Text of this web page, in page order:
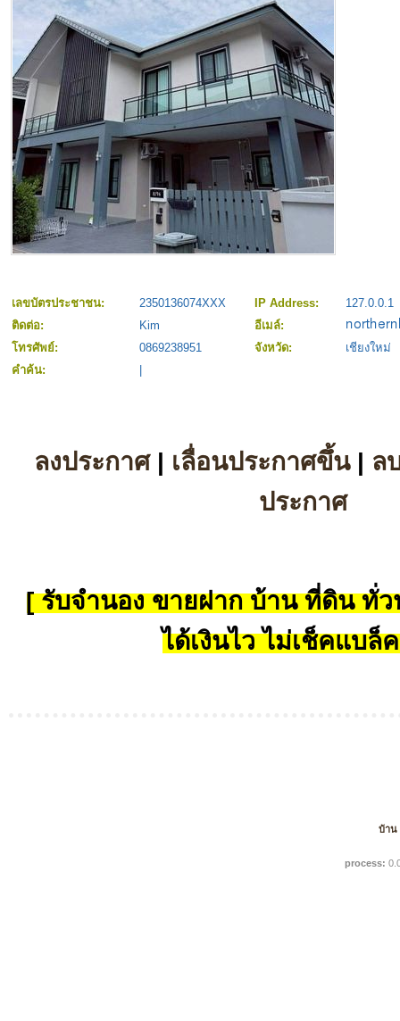
เลขบัตรประชาชน: 2350136074XXX IP Address:
127.0.0.1
ติดต่อ:
Kim
อีเมล์:
โทรศัพย์:
0869238951 จังหวัด:
เชียงใหม่
คำค้น:
ลงประกาศ| เลื่อนประกาศขึ้น| ล
ประกาศ
[ รับจำนอง ขายฝาก บ้าน ที่ดิน ทั่ว
ได้เงินไว ไม่เช็คแบล็
บ้าน
process: